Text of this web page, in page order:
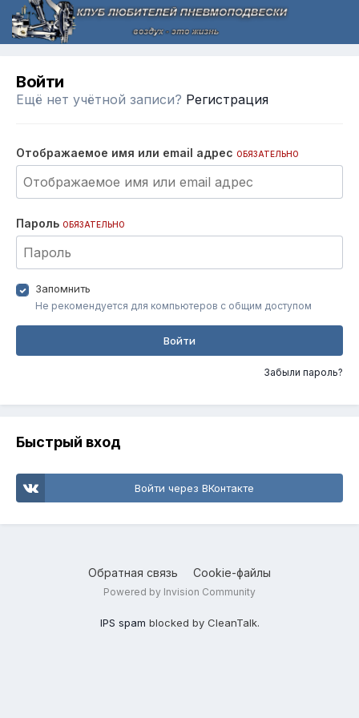
Войти
Ещё нет учётной записи? Регистрация
Отображаемое имя или email адрес ОБЯЗАТЕЛЬНО
Пароль ОБЯЗАТЕЛЬНО
Запомнить
Не рекомендуется для компьютеров с общим доступом
Войти
Забыли пароль?
Быстрый вход
Войти через ВКонтакте
Обратная связь Cookie-файлы
Powered by Invision Community
IPS spam blocked by CleanTalk.